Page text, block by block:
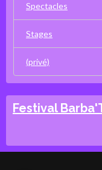
Spectacles
Stages
(privé)
Festival